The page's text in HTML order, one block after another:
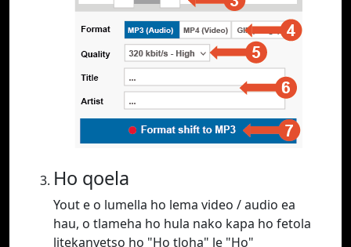
Ho qoela
Yout e o lumella ho lema video / audio ea
hau, o tlameha ho hula nako kapa ho fetola
litekanyetso ho "Ho tloha" le "Ho"